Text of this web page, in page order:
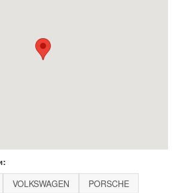
VOLKSWAGEN
PORSCHE